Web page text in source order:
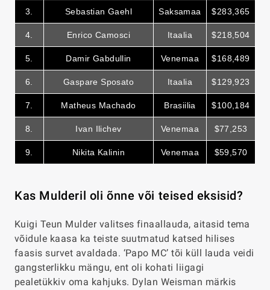
3. Sebastian Gaehl Saksamaa $283,365
4. Enrico Camosci Itaalia $218,504
5. Damir Gabdullin Venemaa $168,489
6. Gaspare Sposato Itaalia $129,923
7. Matheus Machado Brasiilia $100,184
8. Ivan Ilichev Venemaa $77,253
9. Nikita Kalinin Venemaa $59,570
Kas Mulderil oli õnne või teised eksisid?
Kuigi Teun Mulder valitses finaallauda, aitasid tema
võidule kaasa ka teiste suutmatud katsed hilises
faasis survet avaldada. ‘Papo MC’ tõi küll lauda veidi
gangsterlikku mängu, ent oli kohati liigagi
pealetükkiv oma kahjuks. Dylan Weisman märkis